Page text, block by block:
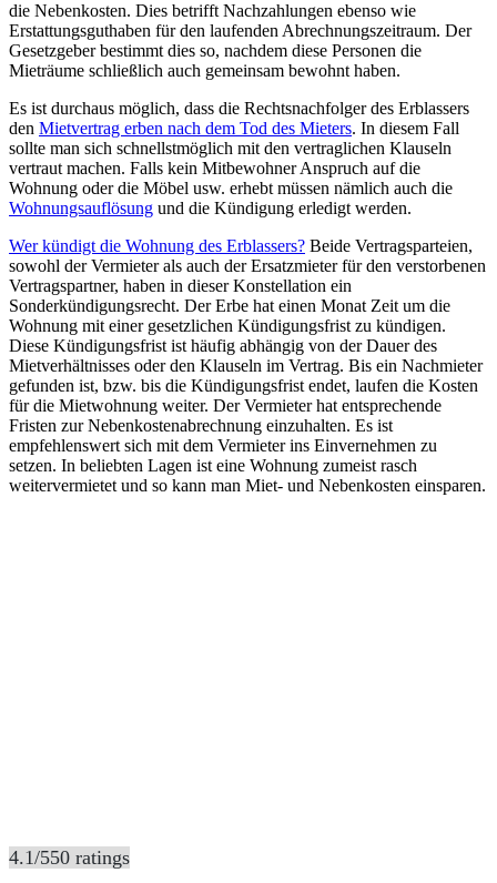
die Nebenkosten. Dies betrifft Nachzahlungen ebenso wie
Erstattungsguthaben für den laufenden Abrechnungszeitraum. Der
Gesetzgeber bestimmt dies so, nachdem diese Personen die
Mieträume schließlich auch gemeinsam bewohnt haben.
Es ist durchaus möglich, dass die Rechtsnachfolger des Erblassers
den Mietvertrag erben nach dem Tod des Mieters. In diesem Fall
sollte man sich schnellstmöglich mit den vertraglichen Klauseln
vertraut machen. Falls kein Mitbewohner Anspruch auf die
Wohnung oder die Möbel usw. erhebt müssen nämlich auch die
Wohnungsauflösung und die Kündigung erledigt werden.
Wer kündigt die Wohnung des Erblassers? Beide Vertragsparteien,
sowohl der Vermieter als auch der Ersatzmieter für den verstorbenen
Vertragspartner, haben in dieser Konstellation ein
Sonderkündigungsrecht. Der Erbe hat einen Monat Zeit um die
Wohnung mit einer gesetzlichen Kündigungsfrist zu kündigen.
Diese Kündigungsfrist ist häufig abhängig von der Dauer des
Mietverhältnisses oder den Klauseln im Vertrag. Bis ein Nachmieter
gefunden ist, bzw. bis die Kündigungsfrist endet, laufen die Kosten
für die Mietwohnung weiter. Der Vermieter hat entsprechende
Fristen zur Nebenkostenabrechnung einzuhalten. Es ist
empfehlenswert sich mit dem Vermieter ins Einvernehmen zu
setzen. In beliebten Lagen ist eine Wohnung zumeist rasch
weitervermietet und so kann man Miet- und Nebenkosten einsparen.
4.1/550 ratings